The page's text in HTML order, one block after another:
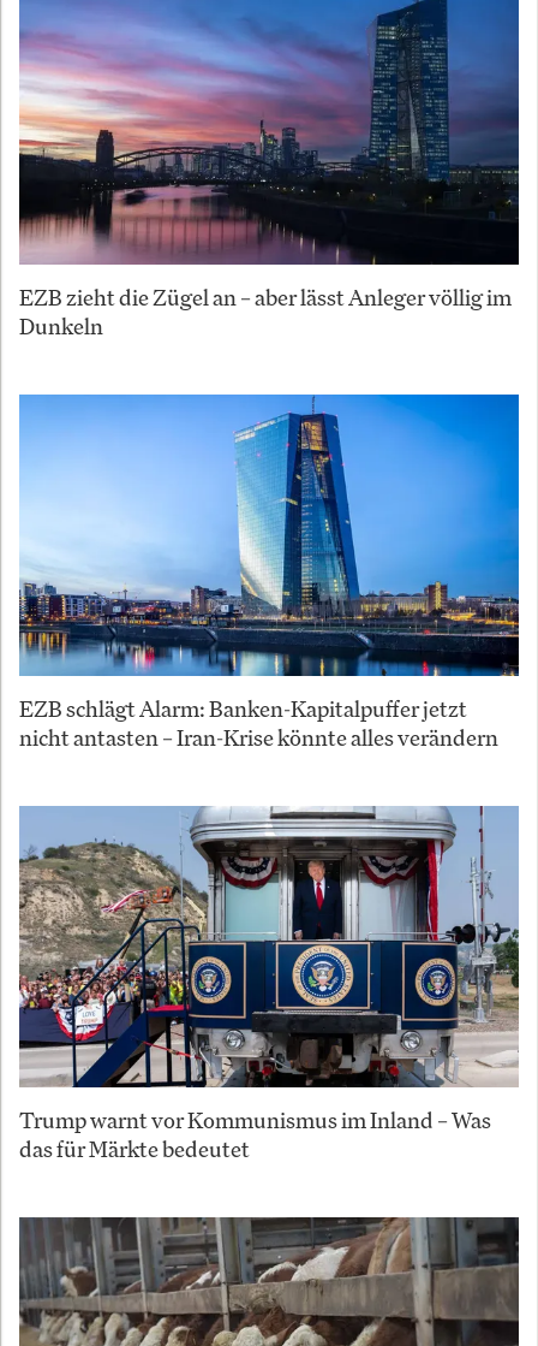
EZB zieht die Zügel an – aber lässt Anleger völlig im
Dunkeln
EZB schlägt Alarm: Banken-Kapitalpuffer jetzt
nicht antasten – Iran-Krise könnte alles verändern
Trump warnt vor Kommunismus im Inland – Was
das für Märkte bedeutet